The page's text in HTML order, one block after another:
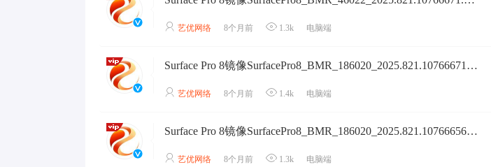
艺优网络 8个月前 1.3k 电脑端
Surface Pro 8镜像SurfacePro8_BMR_186020_2025.821.10766671.zip网盘下载
艺优网络 8个月前 1.4k 电脑端
Surface Pro 8镜像SurfacePro8_BMR_186020_2025.821.10766656.zip网盘下载
艺优网络 8个月前 1.3k 电脑端